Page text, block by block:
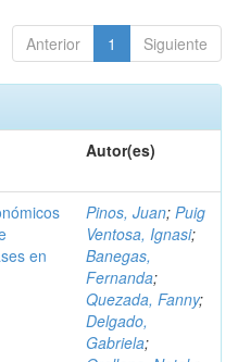
Anterior 1 Siguiente
Autor(es)
en
Pinos, Juan; Puig
Ventosa, Ignasi;
Banegas,
Fernanda;
Quezada, Fanny;
Delgado,
Gabriela;